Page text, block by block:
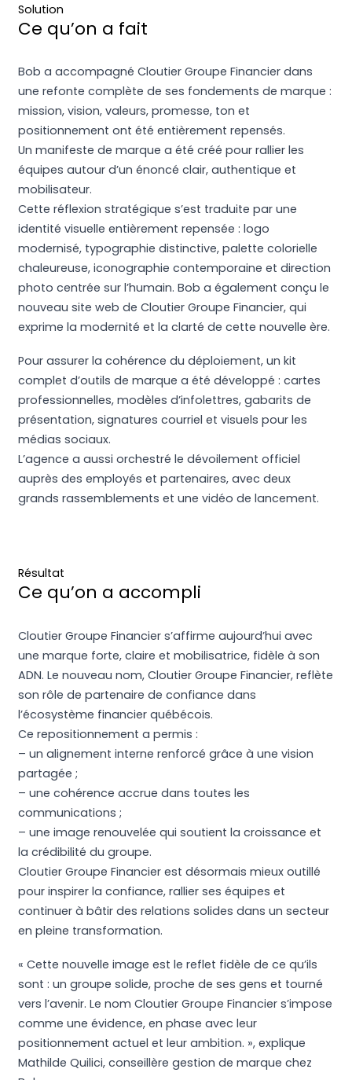
Solution
Ce qu’on a fait
Bob a accompagné Cloutier Groupe Financier dans
une refonte complète de ses fondements de marque :
mission, vision, valeurs, promesse, ton et
positionnement ont été entièrement repensés.
Un manifeste de marque a été créé pour rallier les
équipes autour d’un énoncé clair, authentique et
mobilisateur.
Cette réflexion stratégique s’est traduite par une
identité visuelle entièrement repensée : logo
modernisé, typographie distinctive, palette colorielle
chaleureuse, iconographie contemporaine et direction
photo centrée sur l’humain. Bob a également conçu le
nouveau site web de Cloutier Groupe Financier, qui
exprime la modernité et la clarté de cette nouvelle ère.
Pour assurer la cohérence du déploiement, un kit
complet d’outils de marque a été développé : cartes
professionnelles, modèles d’infolettres, gabarits de
présentation, signatures courriel et visuels pour les
médias sociaux.
L’agence a aussi orchestré le dévoilement officiel
auprès des employés et partenaires, avec deux
grands rassemblements et une vidéo de lancement.
Résultat
Ce qu’on a accompli
Cloutier Groupe Financier s’affirme aujourd’hui avec
une marque forte, claire et mobilisatrice, fidèle à son
ADN. Le nouveau nom, Cloutier Groupe Financier, reflète
son rôle de partenaire de confiance dans
l’écosystème financier québécois.
Ce repositionnement a permis :
– un alignement interne renforcé grâce à une vision
partagée ;
– une cohérence accrue dans toutes les
communications ;
– une image renouvelée qui soutient la croissance et
la crédibilité du groupe.
Cloutier Groupe Financier est désormais mieux outillé
pour inspirer la confiance, rallier ses équipes et
continuer à bâtir des relations solides dans un secteur
en pleine transformation.
« Cette nouvelle image est le reflet fidèle de ce qu’ils
sont : un groupe solide, proche de ses gens et tourné
vers l’avenir. Le nom Cloutier Groupe Financier s’impose
comme une évidence, en phase avec leur
positionnement actuel et leur ambition. », explique
Mathilde Quilici, conseillère gestion de marque chez